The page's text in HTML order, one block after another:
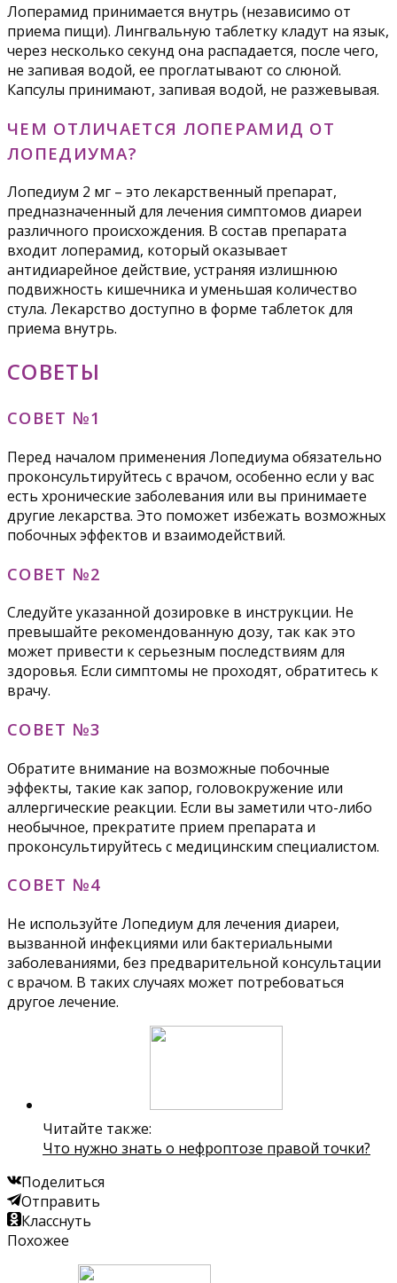
Лоперамид принимается внутрь (независимо от
приема пищи). Лингвальную таблетку кладут на язык,
через несколько секунд она распадается, после чего,
не запивая водой, ее проглатывают со слюной.
Капсулы принимают, запивая водой, не разжевывая.
ЧЕМ ОТЛИЧАЕТСЯ ЛОПЕРАМИД ОТ
ЛОПЕДИУМА?
Лопедиум 2 мг – это лекарственный препарат,
предназначенный для лечения симптомов диареи
различного происхождения. В состав препарата
входит лоперамид, который оказывает
антидиарейное действие, устраняя излишнюю
подвижность кишечника и уменьшая количество
стула. Лекарство доступно в форме таблеток для
приема внутрь.
СОВЕТЫ
СОВЕТ №1
Перед началом применения Лопедиума обязательно
проконсультируйтесь с врачом, особенно если у вас
есть хронические заболевания или вы принимаете
другие лекарства. Это поможет избежать возможных
побочных эффектов и взаимодействий.
СОВЕТ №2
Следуйте указанной дозировке в инструкции. Не
превышайте рекомендованную дозу, так как это
может привести к серьезным последствиям для
здоровья. Если симптомы не проходят, обратитесь к
врачу.
СОВЕТ №3
Обратите внимание на возможные побочные
эффекты, такие как запор, головокружение или
аллергические реакции. Если вы заметили что-либо
необычное, прекратите прием препарата и
проконсультируйтесь с медицинским специалистом.
СОВЕТ №4
Не используйте Лопедиум для лечения диареи,
вызванной инфекциями или бактериальными
заболеваниями, без предварительной консультации
с врачом. В таких случаях может потребоваться
другое лечение.
Читайте также:
Что нужно знать о нефроптозе правой точки?
Поделиться
Отправить
Класснуть
Похожее